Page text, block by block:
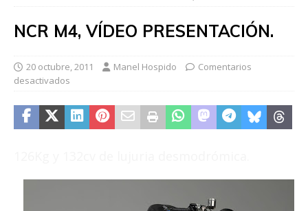
NCR M4, VÍDEO PRESENTACIÓN.
20 octubre, 2011 Manel Hospido
Comentarios
desactivados